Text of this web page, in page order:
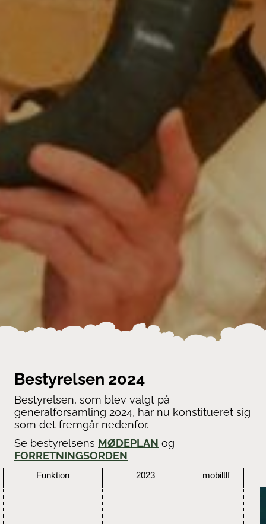
Bestyrelsen 2024
Bestyrelsen, som blev valgt på
generalforsamling 2024, har nu konstitueret sig
som det fremgår nedenfor.
Se bestyrelsens MØDEPLAN og
FORRETNINGSORDEN
Funktion 2023 mobiltlf